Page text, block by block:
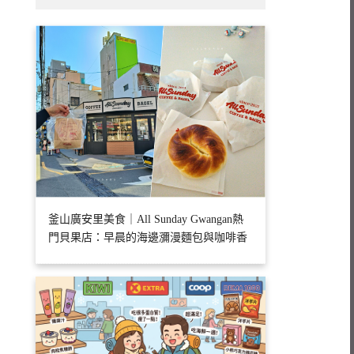
釜山廣安里美食｜All Sunday Gwangan熱
門貝果店：早晨的海邊瀰漫麵包與咖啡香